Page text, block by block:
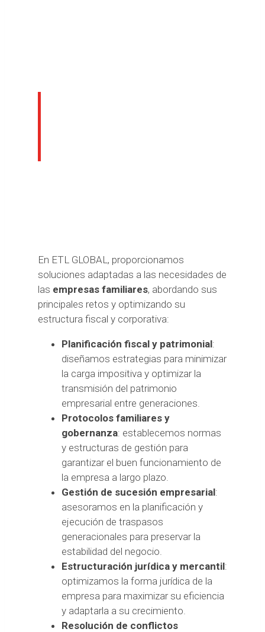
En ETL GLOBAL, proporcionamos
soluciones adaptadas a las necesidades de
las empresas familiares, abordando sus
principales retos y optimizando su
estructura fiscal y corporativa:
Planificación fiscal y patrimonial:
diseñamos estrategias para minimizar
la carga impositiva y optimizar la
transmisión del patrimonio
empresarial entre generaciones.
Protocolos familiares y
gobernanza: establecemos normas
y estructuras de gestión para
garantizar el buen funcionamiento de
la empresa a largo plazo.
Gestión de sucesión empresarial:
asesoramos en la planificación y
ejecución de traspasos
generacionales para preservar la
estabilidad del negocio.
Estructuración jurídica y mercantil:
optimizamos la forma jurídica de la
empresa para maximizar su eficiencia
y adaptarla a su crecimiento.
Resolución de conflictos